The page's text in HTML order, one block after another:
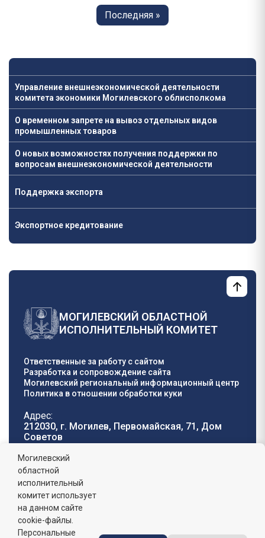
Управление внешнеэкономической деятельности
комитета экономики Могилевского облисполкома
О временном запрете на вывоз отдельных видов
промышленных товаров
О новых возможностях получения поддержки по
вопросам внешнеэкономической деятельности
Поддержка экспорта
Экспортное кредитование
Последняя
Последняя »
МОГИЛЕВСКИЙ ОБЛАСТНОЙ
ИСПОЛНИТЕЛЬНЫЙ КОМИТЕТ
Ответственные за работу с сайтом
Разработка и сопровождение сайта
Могилевский региональный информационный центр
Политика в отношении обработки куки
Адрес:
212030, г. Могилев, Первомайская, 71, Дом
Cоветов
Телефон горячей
линии:
8 (0222) 71-32-55
График работы:
пн-пт: 8.00 - 17.00, сб-вс: выходной,
обеденный перерыв: 13:00 - 14:00
Могилевский
областной
исполнительный
комитет использует
на данном сайте
cookie-файлы.
Персональные